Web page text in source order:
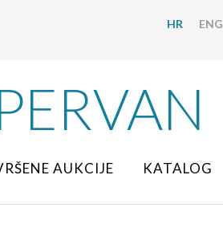
HR ENG
AUKCIJE KATALOG